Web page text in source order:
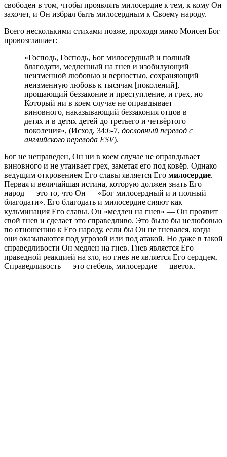
свободен в том, чтобы проявлять милосердие к тем, к кому Он
захочет, и Он избрал быть милосердным к Своему народу.
Всего несколькими стихами позже, проходя мимо Моисея Бог
провозглашает:
«Господь, Господь, Бог милосердный и полный
благодати, медленный на гнев и изобилующий
неизменной любовью и верностью, сохраняющий
неизменную любовь к тысячам [поколений],
прощающий беззаконие и преступление, и грех, но
Который ни в коем случае не оправдывает
виновного, наказывающий беззакония отцов в
детях и в детях детей до третьего и четвёртого
поколения», (Исход, 34:6-7, дословный перевод с
английского перевода ESV).
Бог не неправеден, Он ни в коем случае не оправдывает
виновного и не утаивает грех, заметая его под ковёр. Однако
ведущим откровением Его славы является Его милосердие.
Первая и величайшая истина, которую должен знать Его
народ — это то, что Он — «Бог милосердный и и полный
благодати». Его благодать и милосердие сияют как
кульминация Его славы. Он «медлен на гнев» — Он проявит
свой гнев и сделает это справедливо. Это было бы нелюбовью
по отношению к Его народу, если бы Он не гневался, когда
они оказываются под угрозой или под атакой. Но даже в такой
справедливости Он медлен на гнев. Гнев является Его
праведной реакцией на зло, но гнев не является Его сердцем.
Справедливость — это стебель, милосердие — цветок.